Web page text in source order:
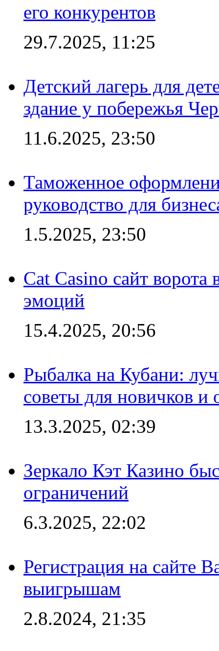
его конкурентов
29.7.2025, 11:25
Детский лагерь для
здание у побережья
11.6.2025, 23:50
Таможенное
руководство для
1.5.2025, 23:50
Cat Casino сайт
эмоций
15.4.2025, 20:56
Рыбалка на Кубани:
советы для новичков
13.3.2025, 02:39
Зеркало Кэт Казино
ограничений
6.3.2025, 22:02
Регистрация на сайте
выигрышам
2.8.2024, 21:35